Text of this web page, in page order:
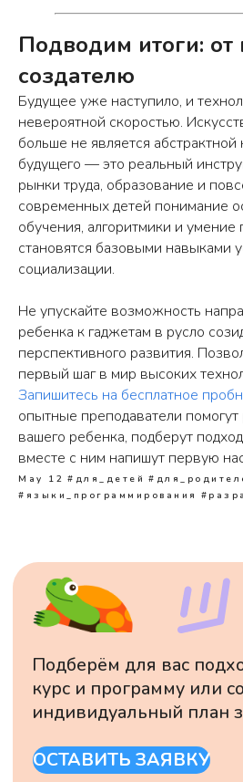
Подводим итоги: от
создателю
Будущее уже наступило, и
невероятной скоростью.
больше не является
будущего — это реальный
рынки труда, образование и
современных детей понимание
обучения, алгоритмики и умение
становятся базовыми навыками
социализации.
Не упускайте возможность
ребенка к гаджетам в русло
перспективного развития.
первый шаг в мир высоких
Запишитесь на бесплатное
опытные преподаватели
вашего ребенка, подберут
вместе с ним напишут первую
May 12 #для_детей
#языки_программирования